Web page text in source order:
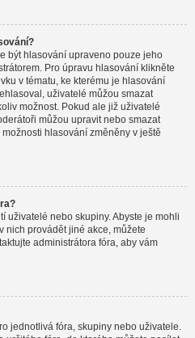
být hlasování upraveno pouze jeho
Pro úpravu hlasování klikněte
v tématu, ke kterému je hlasování
uživatelé můžou smazat
možnost. Pokud ale již uživatelé
můžou upravit nebo smazat
hlasování změněny v ještě
uživatelé nebo skupiny. Abyste je mohli
nich provádět jiné akce, můžete
administrátora fóra, aby vám
jednotlivá fóra, skupiny nebo uživatele.